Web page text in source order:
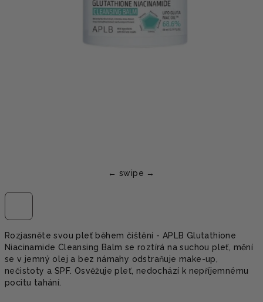
Rozjasněte svou pleť během čištění - APLB Glutathione
Niacinamide Cleansing Balm se roztírá na suchou pleť, mění
se v jemný olej a bez námahy odstraňuje make-up,
nečistoty a SPF. Osvěžuje pleť, nedochází k nepříjemnému
pocitu tahání.